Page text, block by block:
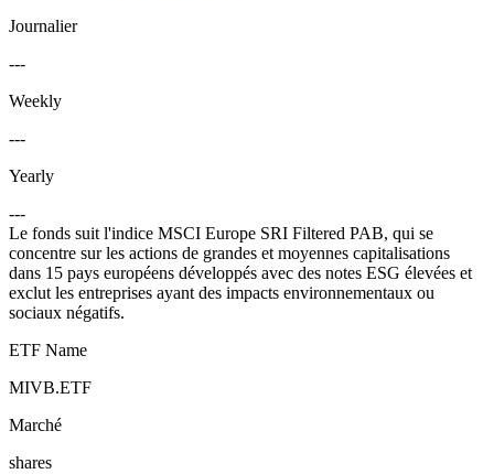
Journalier
---
Weekly
---
Yearly
---
Le fonds suit l'indice MSCI Europe SRI Filtered PAB, qui se
concentre sur les actions de grandes et moyennes capitalisations
dans 15 pays européens développés avec des notes ESG élevées et
exclut les entreprises ayant des impacts environnementaux ou
sociaux négatifs.
ETF Name
MIVB.ETF
Marché
shares